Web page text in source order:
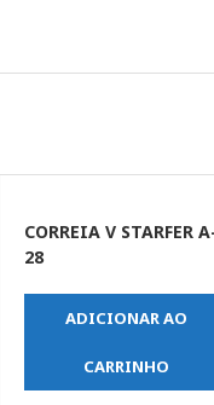
CORREIA V STARFER
28
ADICIONAR AO
CARRINHO